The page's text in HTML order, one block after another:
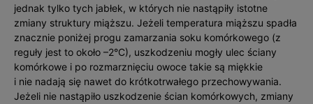
jednak tylko tych jabłek, w których nie nastąpiły istotne
zmiany struktury miąższu. Jeżeli temperatura miąższu spadła
znacznie poniżej progu zamarzania soku komórkowego (z
reguły jest to około –2°C), uszkodzeniu mogły ulec ściany
komórkowe i po rozmarznięciu owoce takie są miękkie
i nie nadają się nawet do krótkotrwałego przechowywania.
Jeżeli nie nastąpiło uszkodzenie ścian komórkowych, zmiany